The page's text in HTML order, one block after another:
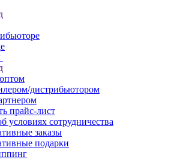
дистрибьютором
прайс-лист
условиях сотрудничества
заказы
подарки